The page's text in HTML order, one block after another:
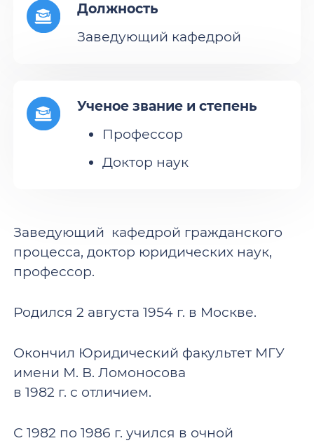
Должность
Заведующий кафедрой
Ученое звание и степень
Профессор
Доктор наук
Заведующий кафедрой гражданского
процесса, доктор юридических наук,
профессор.
Родился 2 августа 1954 г. в Москве.
Окончил Юридический факультет МГУ
имени М. В. Ломоносова
в 1982 г. с отличием.
С 1982 по 1986 г. учился в очной